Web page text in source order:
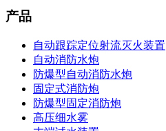
产品
自动跟踪定位射流灭火装置
自动消防水炮
防爆型自动消防水炮
固定式消防炮
防爆型固定消防炮
高压细水雾